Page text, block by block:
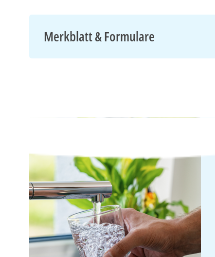
Merkblatt & Formulare